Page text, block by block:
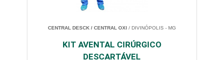
CENTRAL DESCK / CENTRAL OXI / DIVINÓPOLIS - MG
KIT AVENTAL CIRÚRGICO
DESCARTÁVEL